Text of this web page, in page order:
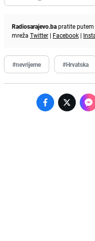
Radiosarajevo.bapratite
mreža Twitter | Facebook |
#nevrijeme #Hrvatska